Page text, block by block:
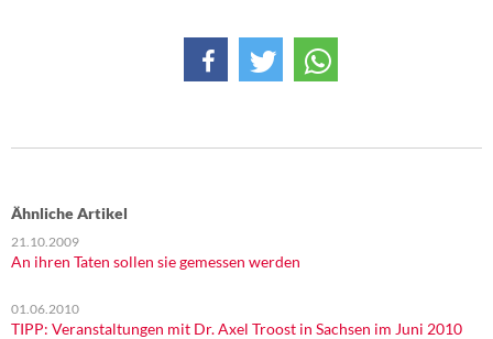
Rosa-Luxemburg-Stiftung
Über mich
Kontakt
Ähnliche Artikel
21.10.2009
An ihren Taten sollen sie gemessen werden
01.06.2010
TIPP: Veranstaltungen mit Dr. Axel Troost in Sachsen im Juni 2010